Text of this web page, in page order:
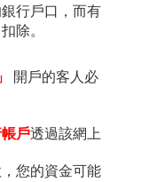
行戶口，而有
除。
開戶的客人必
戶透過該網上
您的資金可能